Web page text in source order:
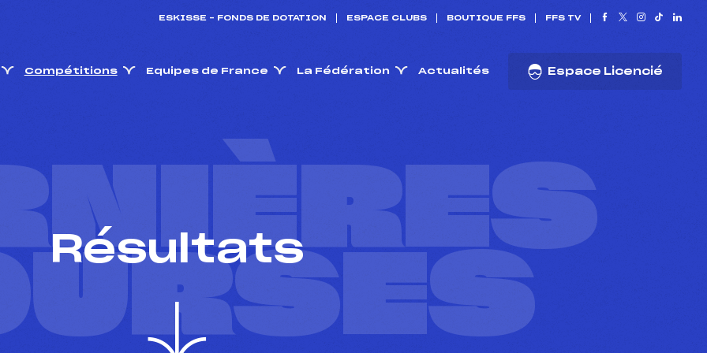
ESKISSE – FONDS DE DOTATION ESPACE CLUBS BOUTIQUE FFS FFS TV
Compétitions Equipes de France La Fédération Actualités Espace Licencié
Résultats